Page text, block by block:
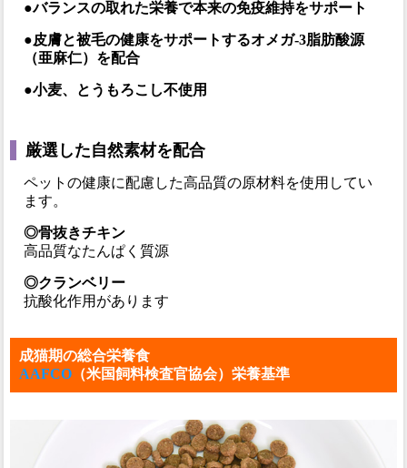
●バランスの取れた栄養で本来の免疫維持をサポート
●皮膚と被毛の健康をサポートするオメガ-3脂肪酸源
（亜麻仁）を配合
●小麦、とうもろこし不使用
厳選した自然素材を配合
ペットの健康に配慮した高品質の原材料を使用してい
ます。
◎骨抜きチキン
高品質なたんぱく質源
◎クランベリー
抗酸化作用があります
成猫期の総合栄養食
AAFCO （米国飼料検査官協会）栄養基準